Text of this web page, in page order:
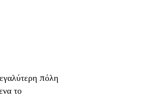
πόλη
το